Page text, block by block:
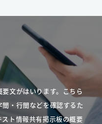
文がはいります。こちら
・行間などを確認するた
ト情報共有掲示板の概要